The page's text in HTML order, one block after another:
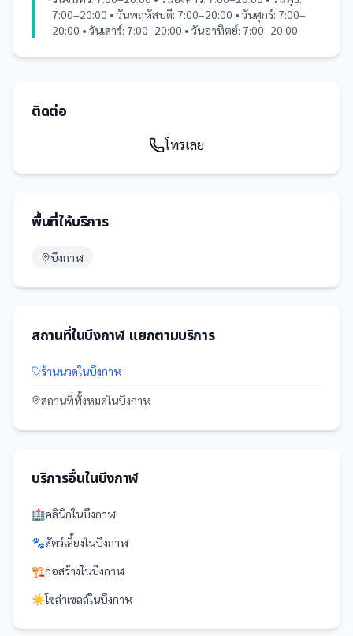
7:00–20:00 • วันพฤหัสบดี: 7:00–20:00 • วันศุกร์: 7:00–
20:00 • วันเสาร์: 7:00–20:00 • วันอาทิตย์: 7:00–20:00
ติดต่อ
โทรเลย
พื้นที่ให้บริการ
บึงกาฬ
สถานที่ในบึงกาฬแยกตามบริการ
ร้านนวดในบึงกาฬ
สถานที่ทั้งหมดในบึงกาฬ
บริการอื่นในบึงกาฬ
🏥คลินิกในบึงกาฬ
🐾สัตว์เลี้ยงในบึงกาฬ
🏗️ก่อสร้างในบึงกาฬ
☀️โซล่าเซลล์ในบึงกาฬ